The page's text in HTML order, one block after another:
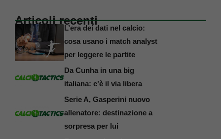
Articoli recenti
L’era dei dati nel calcio:
cosa usano i match analyst
per leggere le partite
Da Cunha in una big
italiana: c’è il via libera
Serie A, Gasperini nuovo
allenatore: destinazione a
sorpresa per lui